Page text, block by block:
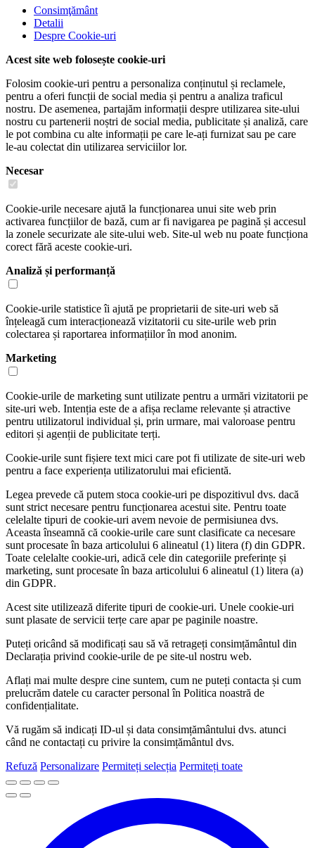
Consimţământ
Detalii
Despre Cookie-uri
Acest site web folosește cookie-uri
Folosim cookie-uri pentru a personaliza conținutul și reclamele,
pentru a oferi funcții de social media și pentru a analiza traficul
nostru. De asemenea, partajăm informații despre utilizarea site-ului
nostru cu partenerii noștri de social media, publicitate și analiză, care
le pot combina cu alte informații pe care le-ați furnizat sau pe care
le-au colectat din utilizarea serviciilor lor.
Necesar
Cookie-urile necesare ajută la funcționarea unui site web prin
activarea funcțiilor de bază, cum ar fi navigarea pe pagină și accesul
la zonele securizate ale site-ului web. Site-ul web nu poate funcționa
corect fără aceste cookie-uri.
Analiză și performanță
Cookie-urile statistice îi ajută pe proprietarii de site-uri web să
înțeleagă cum interacționează vizitatorii cu site-urile web prin
colectarea și raportarea informațiilor în mod anonim.
Marketing
Cookie-urile de marketing sunt utilizate pentru a urmări vizitatorii pe
site-uri web. Intenția este de a afișa reclame relevante și atractive
pentru utilizatorul individual și, prin urmare, mai valoroase pentru
editori și agenții de publicitate terți.
Cookie-urile sunt fișiere text mici care pot fi utilizate de site-uri web
pentru a face experiența utilizatorului mai eficientă.
Legea prevede că putem stoca cookie-uri pe dispozitivul dvs. dacă
sunt strict necesare pentru funcționarea acestui site. Pentru toate
celelalte tipuri de cookie-uri avem nevoie de permisiunea dvs.
Aceasta înseamnă că cookie-urile care sunt clasificate ca necesare
sunt procesate în baza articolului 6 alineatul (1) litera (f) din GDPR.
Toate celelalte cookie-uri, adică cele din categoriile preferințe și
marketing, sunt procesate în baza articolului 6 alineatul (1) litera (a)
din GDPR.
Acest site utilizează diferite tipuri de cookie-uri. Unele cookie-uri
sunt plasate de servicii terțe care apar pe paginile noastre.
Puteți oricând să modificați sau să vă retrageți consimțământul din
Declarația privind cookie-urile de pe site-ul nostru web.
Aflați mai multe despre cine suntem, cum ne puteți contacta și cum
prelucrăm datele cu caracter personal în Politica noastră de
confidențialitate.
Vă rugăm să indicați ID-ul și data consimțământului dvs. atunci
când ne contactați cu privire la consimțământul dvs.
Refuză Personalizare Permiteți selecția Permiteți toate